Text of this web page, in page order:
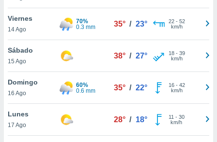
de
disponible
cookies
aceptar
Viernes
14 Ago
70%
0.3 mm
35° / 23° 22- 52
km/h
Sábado
15 Ago
38° / 27° 18- 39
km/h
Domingo
16 Ago
60%
0.6 mm
35° / 22° 16- 42
km/h
Lunes
17 Ago
28° / 18° 11 - 30
km/h